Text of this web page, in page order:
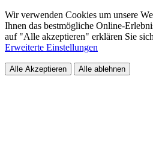
Wir verwenden Cookies um unsere
Ihnen das bestmögliche Online-
auf "Alle akzeptieren" erklären Sie
Erweiterte Einstellungen
Alle Akzeptieren Alle ablehnen